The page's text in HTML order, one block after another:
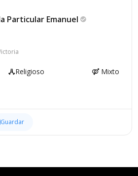
Particular Emanuel
Religioso Mixto
Guardar